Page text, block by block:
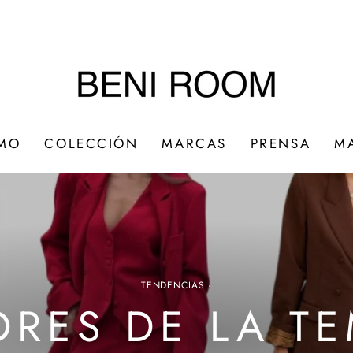
COLECCIÓN MARCAS PRENSA
TENDENCIAS ·
DE LA